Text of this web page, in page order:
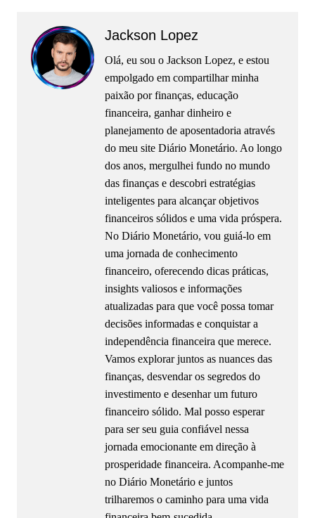
Jackson Lopez
Olá, eu sou o Jackson Lopez, e estou
empolgado em compartilhar minha
paixão por finanças, educação
financeira, ganhar dinheiro e
planejamento de aposentadoria através
do meu site Diário Monetário. Ao longo
dos anos, mergulhei fundo no mundo
das finanças e descobri estratégias
inteligentes para alcançar objetivos
financeiros sólidos e uma vida próspera.
No Diário Monetário, vou guiá-lo em
uma jornada de conhecimento
financeiro, oferecendo dicas práticas,
insights valiosos e informações
atualizadas para que você possa tomar
decisões informadas e conquistar a
independência financeira que merece.
Vamos explorar juntos as nuances das
finanças, desvendar os segredos do
investimento e desenhar um futuro
financeiro sólido. Mal posso esperar
para ser seu guia confiável nessa
jornada emocionante em direção à
prosperidade financeira. Acompanhe-me
no Diário Monetário e juntos
trilharemos o caminho para uma vida